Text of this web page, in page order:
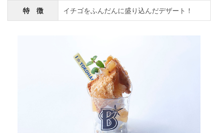
特 徴 イチゴをふんだんに盛り込んだデザート！